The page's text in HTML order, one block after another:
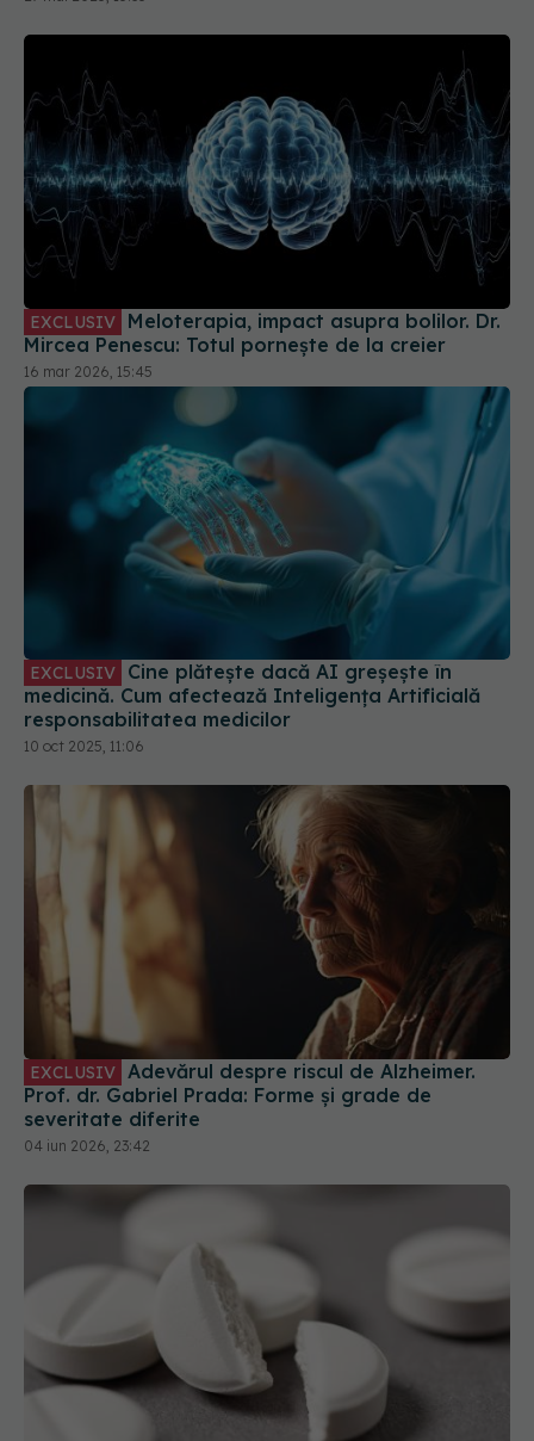
EXCLUSIV
Mircea Penescu: Totul pornește de la creier
16 mar 2026, 15:45
EXCLUSIV
medicină. Cum afectează Inteligența Artificială
responsabilitatea medicilor
10 oct 2025, 11:06
EXCLUSIV
Prof. dr. Gabriel Prada: Forme și grade de
severitate diferite
04 iun 2026, 23:42